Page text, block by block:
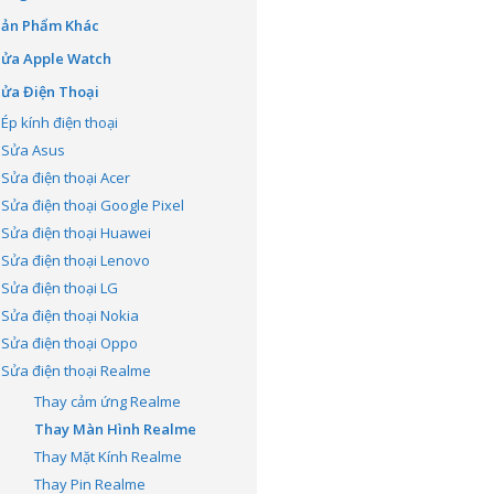
Phẩm Khác
Apple Watch
Điện Thoại
Ép kính điện thoại
Sửa Asus
Sửa điện thoại Acer
Sửa điện thoại Google Pixel
Sửa điện thoại Huawei
Sửa điện thoại Lenovo
Sửa điện thoại LG
Sửa điện thoại Nokia
Sửa điện thoại Oppo
Sửa điện thoại Realme
Thay cảm ứng Realme
Thay Màn Hình Realme
Thay Mặt Kính Realme
Thay Pin Realme